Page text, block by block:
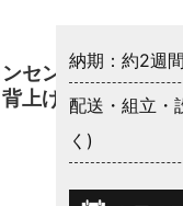
セント
上げ
納期：約2週間
配送・組立・
く)